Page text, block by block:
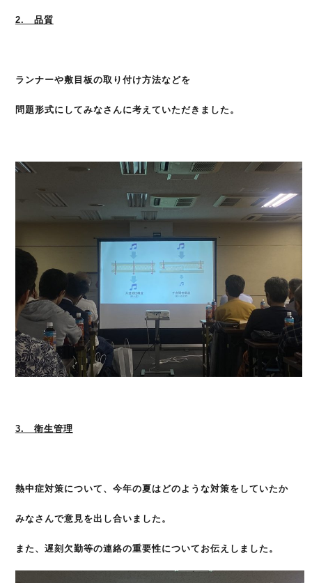
2. 品質
ランナーや敷目板の取り付け方法などを
問題形式にしてみなさんに考えていただきました。
3. 衛生管理
熱中症対策について、今年の夏はどのような対策をしていたか
みなさんで意見を出し合いました。
また、遅刻欠勤等の連絡の重要性についてお伝えしました。